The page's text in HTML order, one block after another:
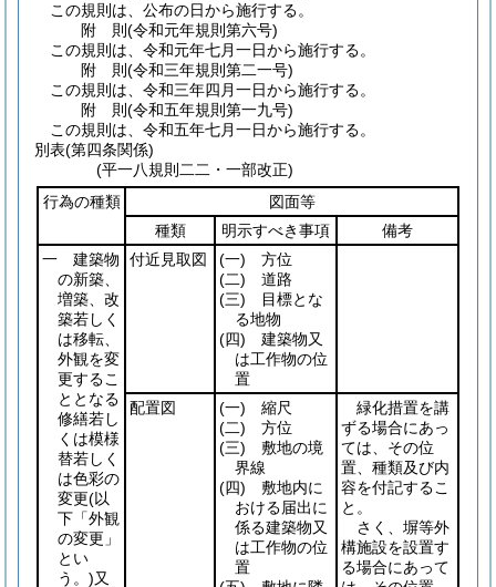
この規則は、公布の日から施行する。
附 則(令和元年規則第六号)
この規則は、令和元年七月一日から施行する。
附 則(令和三年規則第二一号)
この規則は、令和三年四月一日から施行する。
附 則(令和五年規則第一九号)
この規則は、令和五年七月一日から施行する。
別表(第四条関係)
(平一八規則二二・一部改正)
行為の種類
図面等
種類
明示すべき事項
備考
一 建築物
の新築、
増築、改
築若しく
は移転、
外観を変
更するこ
ととなる
修繕若し
くは模様
替若しく
は色彩の
変更(以
下「外観
の変更」
とい
う。)又
付近見取図 (一) 方位
(二) 道路
(三) 目標とな
る地物
(四) 建築物又
は工作物の位
置
配置図
(一) 縮尺
(二) 方位
(三) 敷地の境
界線
(四) 敷地内に
おける届出に
係る建築物又
は工作物の位
置
緑化措置を講
ずる場合にあっ
ては、その位
置、種類及び内
容を付記するこ
と。
さく、塀等外
構施設を設置す
る場合にあって